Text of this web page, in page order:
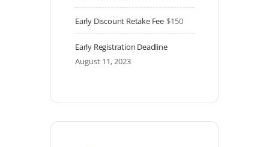
Early Discount Retake Fee $150
Early Registration Deadline
August 11, 2023